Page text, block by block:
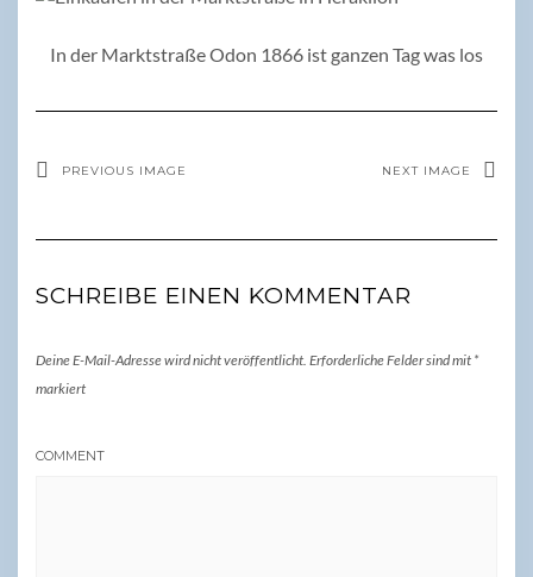
In der Marktstraße Odon 1866 ist ganzen Tag was los
PREVIOUS IMAGE NEXT IMAGE
SCHREIBE EINEN KOMMENTAR
Deine E-Mail-Adresse wird nicht veröffentlicht. Erforderliche Felder sind mit *
markiert
COMMENT